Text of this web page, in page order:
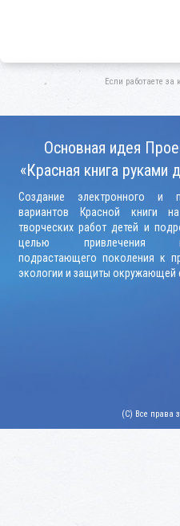
Если работаете
Основная идея
«Красная книга руками
Создание электронного и
вариантов Красной книги
творческих работ детей и
целью привлечения
подрастающего поколения к
экологии и защиты окружающей
(C) Все права